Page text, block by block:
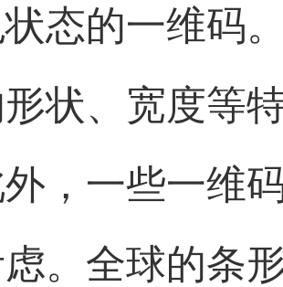
态的一维码
状、宽度等
，一些一维
。全球的条